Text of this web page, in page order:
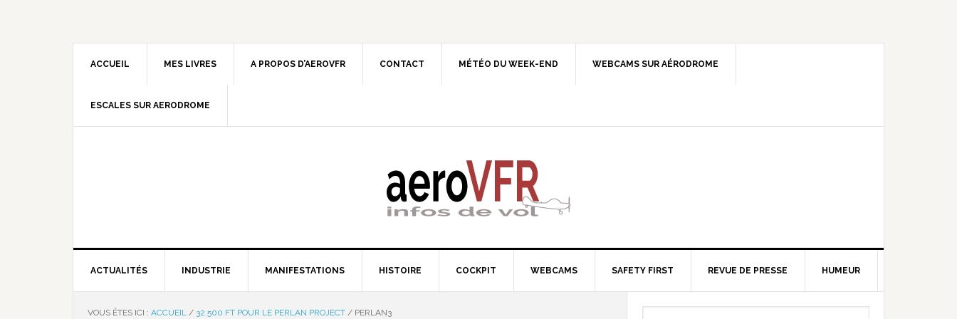
ACCUEIL MES LIVRES A PROPOS D’AEROVFR CONTACT MÉTÉO DU WEEK-END WEBCAMS SUR AÉRODROME
ESCALES SUR AERODROME
ACTUALITÉS INDUSTRIE MANIFESTATIONS HISTOIRE COCKPIT WEBCAMS SAFETY FIRST REVUE DE PRESSE HUMEUR
VOUS ÊTES ICI : ACCUEIL / 32.500 FT POUR LE PERLAN PROJECT / PERLAN3